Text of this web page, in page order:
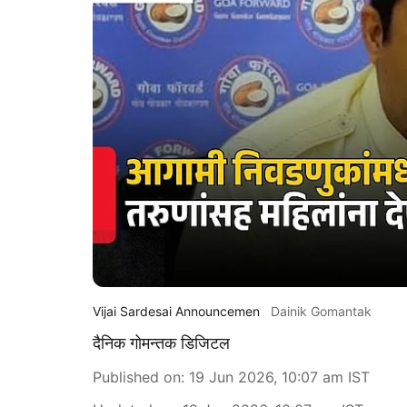
Vijai Sardesai Announcemen Dainik Gomantak
दैनिक गोमन्तक डिजिटल
Published on: 19 Jun 2026, 10:07 am IST